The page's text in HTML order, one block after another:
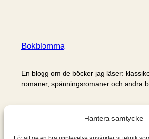
Hantera samtycke
Bokblomma
En blogg om de böcker jag läser:
romaner, spänningsromaner och andra
Information
Om mig & om bloggen